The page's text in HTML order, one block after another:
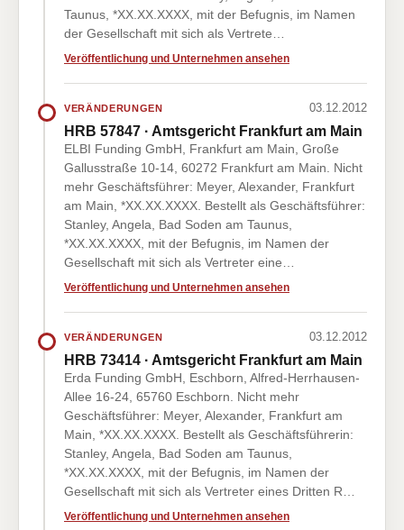
Taunus, *XX.XX.XXXX, mit der Befugnis, im Namen
der Gesellschaft mit sich als Vertrete…
Veröffentlichung und Unternehmen ansehen
VERÄNDERUNGEN 03.12.2012
HRB 57847 · Amtsgericht Frankfurt am Main
ELBI Funding GmbH, Frankfurt am Main, Große
Gallusstraße 10-14, 60272 Frankfurt am Main. Nicht
mehr Geschäftsführer: Meyer, Alexander, Frankfurt
am Main, *XX.XX.XXXX. Bestellt als Geschäftsführer:
Stanley, Angela, Bad Soden am Taunus,
*XX.XX.XXXX, mit der Befugnis, im Namen der
Gesellschaft mit sich als Vertreter eine…
Veröffentlichung und Unternehmen ansehen
VERÄNDERUNGEN 03.12.2012
HRB 73414 · Amtsgericht Frankfurt am Main
Erda Funding GmbH, Eschborn, Alfred-Herrhausen-
Allee 16-24, 65760 Eschborn. Nicht mehr
Geschäftsführer: Meyer, Alexander, Frankfurt am
Main, *XX.XX.XXXX. Bestellt als Geschäftsführerin:
Stanley, Angela, Bad Soden am Taunus,
*XX.XX.XXXX, mit der Befugnis, im Namen der
Gesellschaft mit sich als Vertreter eines Dritten R…
Veröffentlichung und Unternehmen ansehen